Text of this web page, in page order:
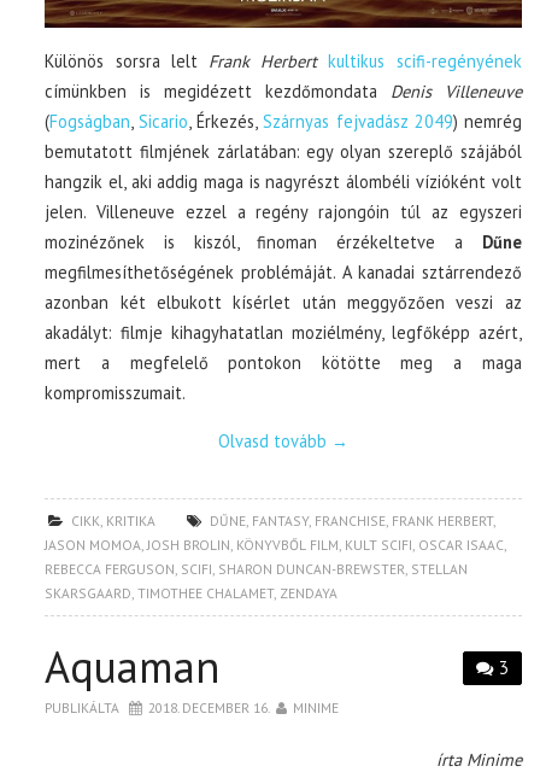
Különös sorsra lelt Frank Herbert kultikus scifi-regényének
címünkben is megidézett kezdőmondata Denis Villeneuve
(Fogságban ,Sicario , Érkezés,Szárnyas fejvadász 2049) nemrég
bemutatott filmjének zárlatában: egy olyan szereplő szájából
hangzik el, aki addig maga is nagyrészt álombéli vízióként volt
jelen. Villeneuve ezzel a regény rajongóin túl az egyszeri
mozinézőnek is kiszól, finoman érzékeltetve a Dűne
megfilmesíthetőségének problémáját. A kanadai sztárrendező
azonban két elbukott kísérlet után meggyőzően veszi az
akadályt: filmje kihagyhatatlan moziélmény, legfőképp azért,
mert a megfelelő pontokon kötötte meg a maga
kompromisszumait.
Olvasd tovább →
CIKK KRITIKA DŰNE FANTASY, FRANCHISE FRANK HERBERT,
JASON MOMOA JOSH BROLIN KÖNYVBŐL FILM KULT SCIFI OSCAR ISAAC
REBECCA FERGUSON SCIFI SHARON DUNCAN-BREWSTER STELLAN
SKARSGAARD ,TIMOTHEE CHALAMET, ZENDAYA
3
Aquaman
PUBLIKÁLTA 2018. DECEMBER 16. MINIME
írta Minime